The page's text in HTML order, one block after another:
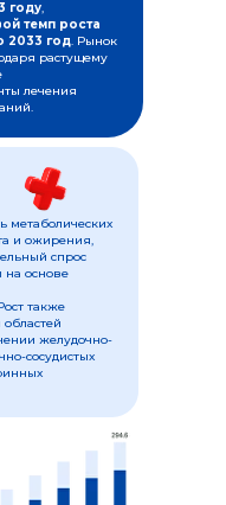
году,
темп роста
2033 год. Рынок
растущему
лечения
метаболических
и ожирения,
спрос
на основе
также
желудочно-
сосудистых